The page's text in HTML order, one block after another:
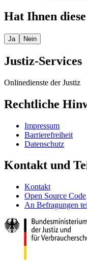
Hat Ihnen
Ja Nein
Justiz-Services
Onlinedienste der Justiz
Rechtliche
Impressum
Barrierefreiheit
Datenschutz
Kontakt und
Kontakt
Open Source Code
An Befragungen